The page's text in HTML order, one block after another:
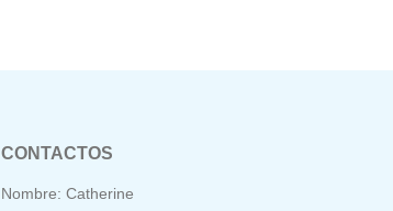
CONTACTOS
Nombre: Catherine